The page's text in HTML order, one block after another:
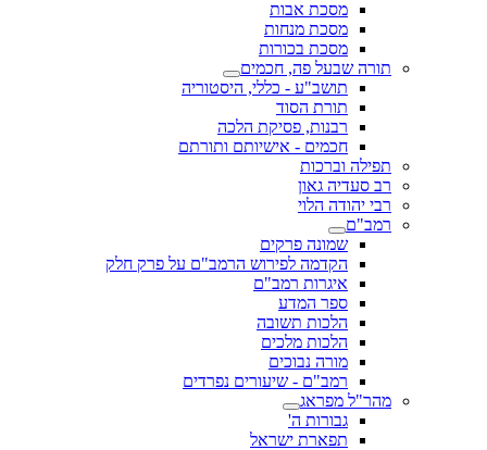
מסכת אבות
מסכת מנחות
מסכת בכורות
תורה שבעל פה, חכמים
תושב"ע - כללי, היסטוריה
תורת הסוד
רבנות, פסיקת הלכה
חכמים - אישיותם ותורתם
תפילה וברכות
רב סעדיה גאון
רבי יהודה הלוי
רמב"ם
שמונה פרקים
הקדמה לפירוש הרמב"ם על פרק חלק
איגרות רמב"ם
ספר המדע
הלכות תשובה
הלכות מלכים
מורה נבוכים
רמב"ם - שיעורים נפרדים
מהר"ל מפראג
גבורות ה'
תפארת ישראל